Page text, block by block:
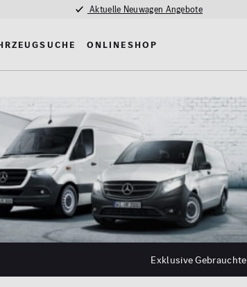
Aktuelle Neuwagen Angebote
Onlineshop
Exklusive Gebrauchte